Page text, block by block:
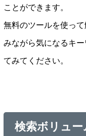
ことができます。
無料のツールを使っ
みながら気になるキ
てみてください。
検索ボリュ